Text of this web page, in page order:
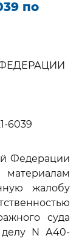
по
6039
Федерации
жалобу
суда
делу N А40-